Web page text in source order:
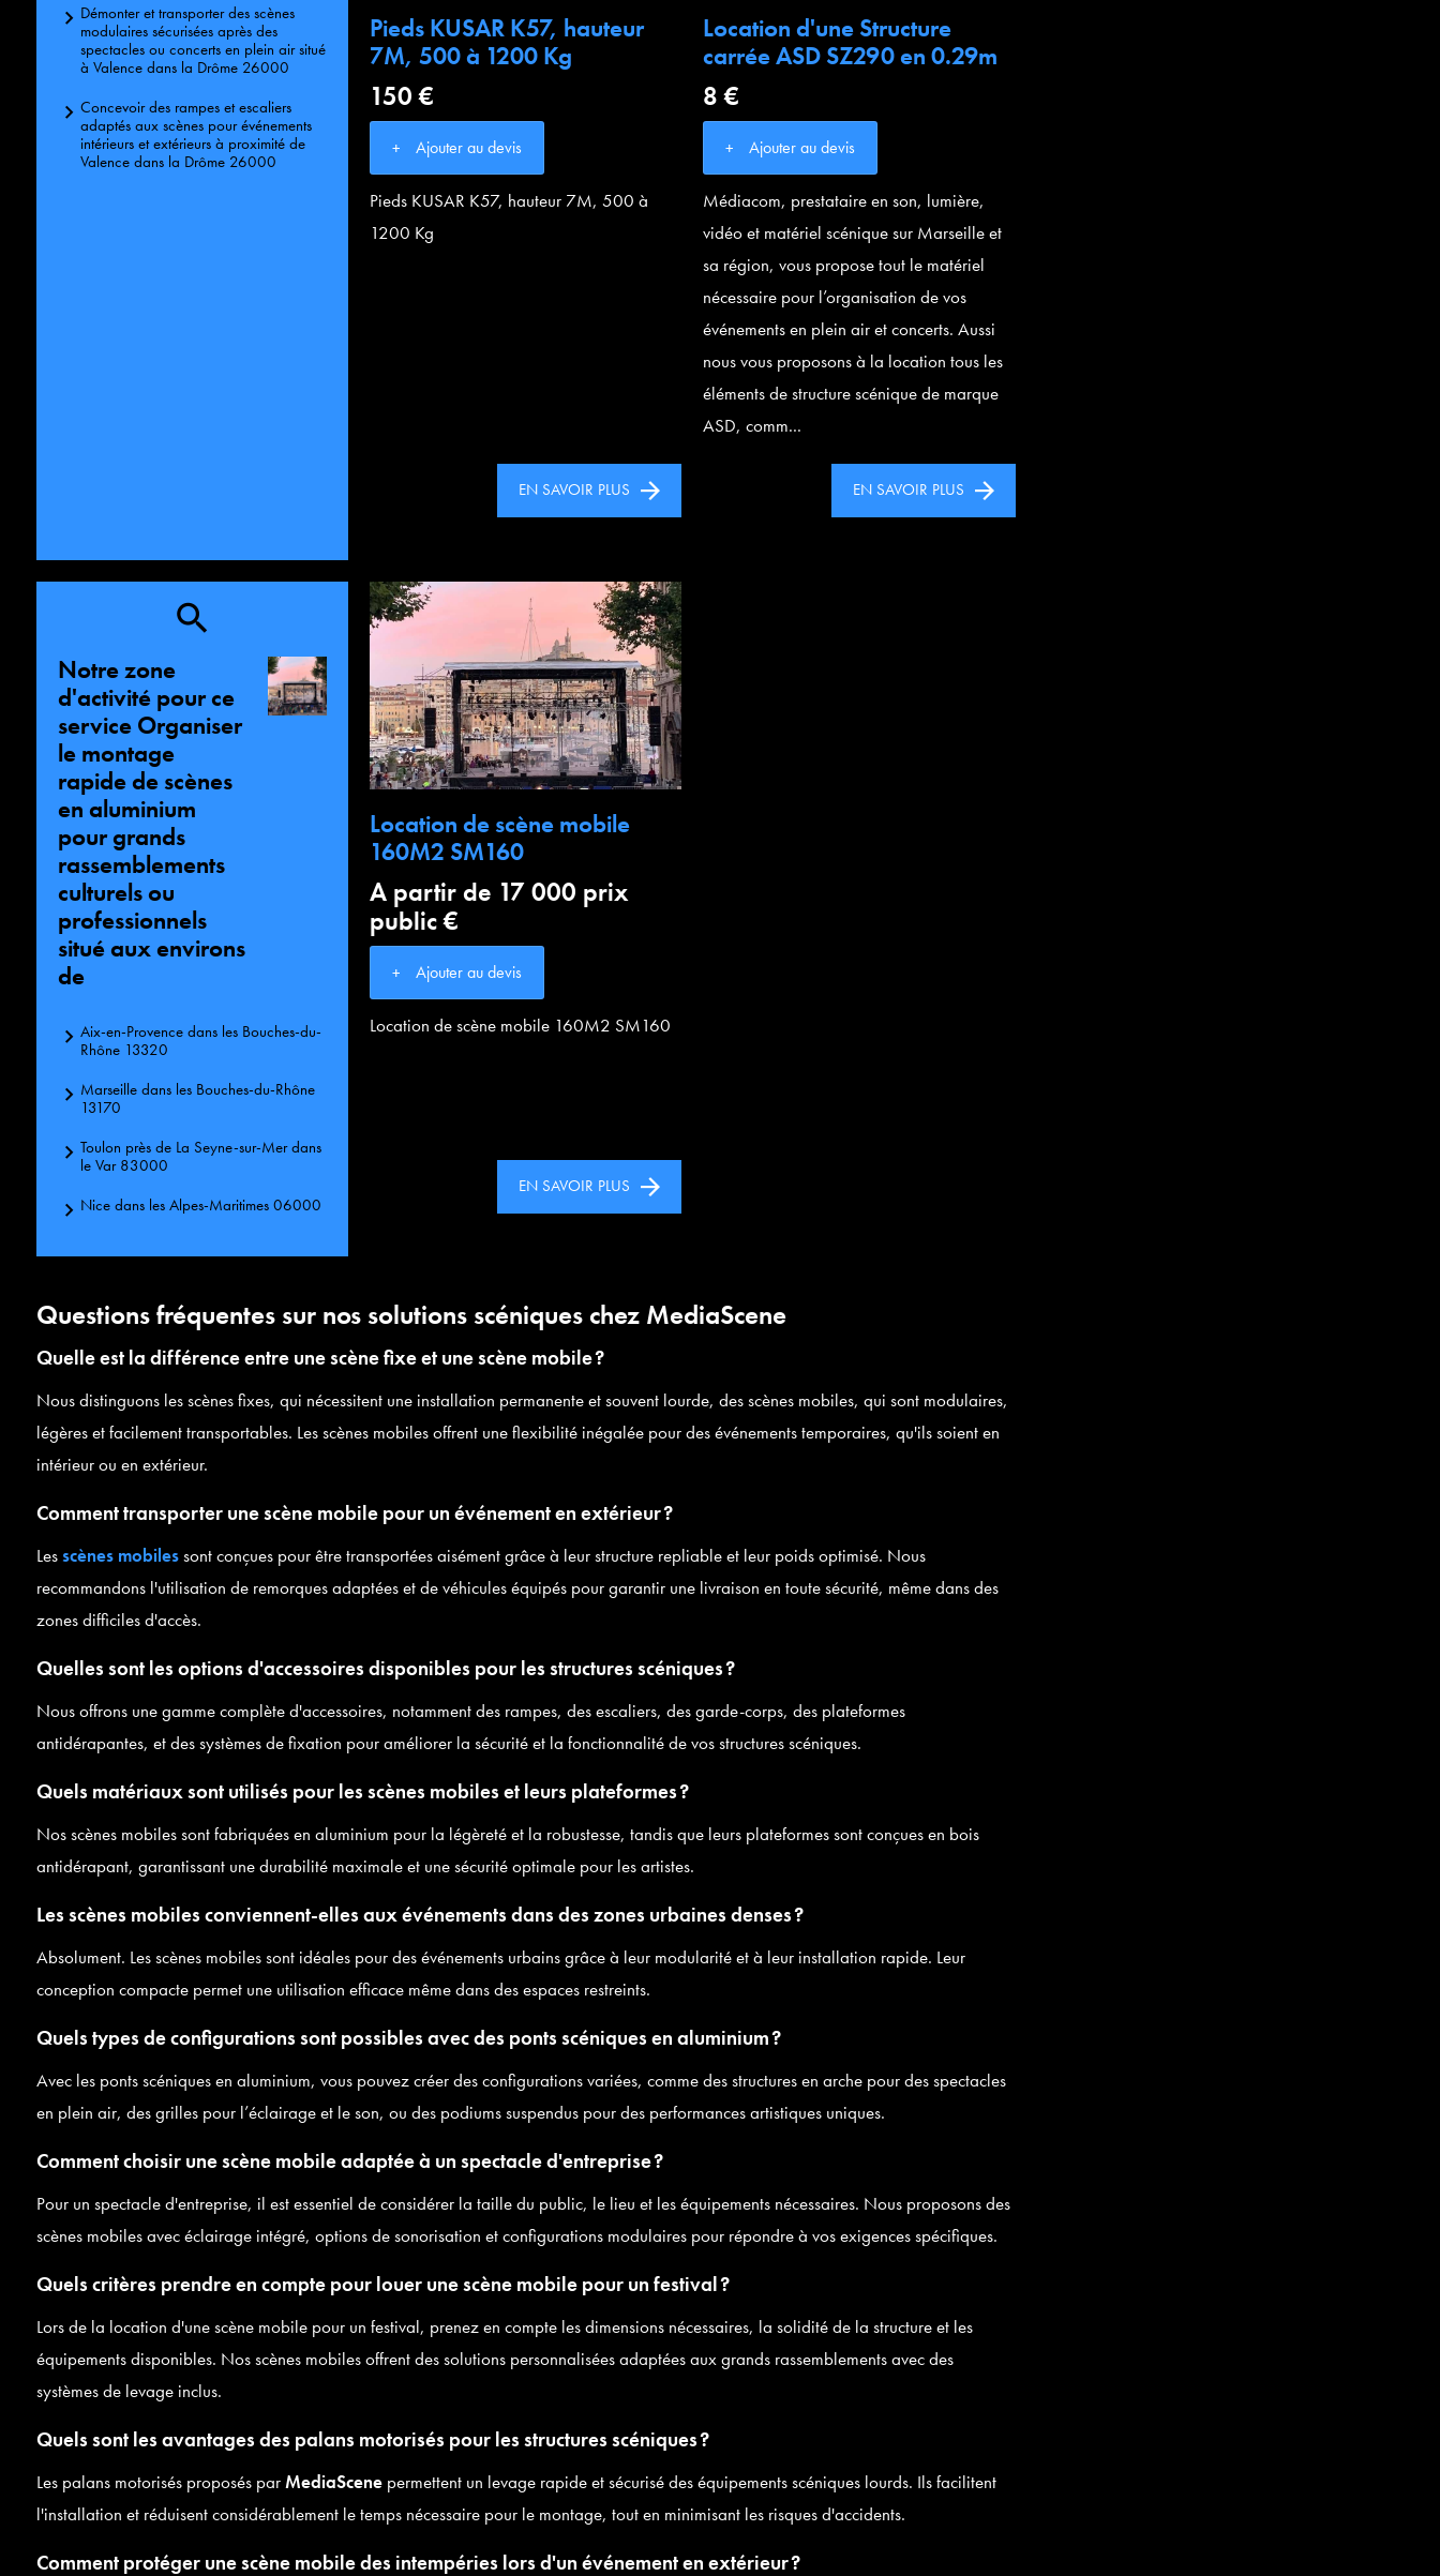
Démonter et transporter des scènes
modulaires sécurisées après des
spectacles ou concerts en plein air situé
à Valence dans la Drôme 26000
Concevoir des rampes et escaliers
adaptés aux scènes pour événements
intérieurs et extérieurs à proximité de
Valence dans la Drôme 26000
Pieds KUSAR K57, hauteur
7M, 500 à 1200 Kg
150 €
Ajouter au devis
Pieds KUSAR K57, hauteur 7M, 500 à
1200 Kg
EN SAVOIR PLUS
Location d'une Structure
carrée ASD SZ290 en 0.29m
8 €
Ajouter au devis
Médiacom, prestataire en son, lumière,
vidéo et matériel scénique sur Marseille et
sa région, vous propose tout le matériel
nécessaire pour l’organisation de vos
événements en plein air et concerts. Aussi
nous vous proposons à la location tous les
éléments de structure scénique de marque
ASD, comm...
EN SAVOIR PLUS
Notre zone
d'activité pour ce
service Organiser
le montage
rapide de scènes
en aluminium
pour grands
rassemblements
culturels ou
professionnels
situé aux environs
de
Aix-en-Provence dans les Bouches-du-
Rhône 13320
Marseille dans les Bouches-du-Rhône
13170
Toulon près de La Seyne-sur-Mer dans
le Var 83000
Nice dans les Alpes-Maritimes 06000
Location de scène mobile
160M2 SM160
A partir de 17 000 prix
public €
Ajouter au devis
Location de scène mobile 160M2 SM160
EN SAVOIR PLUS
Questions fréquentes sur nos solutions scéniques chez MediaScene
Quelle est la différence entre une scène fixe et une scène mobile ?
Nous distinguons les scènes fixes, qui nécessitent une installation permanente et souvent lourde, des scènes mobiles, qui sont modulaires,
légères et facilement transportables. Les scènes mobiles offrent une flexibilité inégalée pour des événements temporaires, qu'ils soient en
intérieur ou en extérieur.
Comment transporter une scène mobile pour un événement en extérieur ?
Lesscènes mobilessont conçues pour être transportées aisément grâce à leur structure repliable et leur poids optimisé. Nous
recommandons l'utilisation de remorques adaptées et de véhicules équipés pour garantir une livraison en toute sécurité, même dans des
zones difficiles d'accès.
Quelles sont les options d'accessoires disponibles pour les structures scéniques ?
Nous offrons une gamme complète d'accessoires, notamment des rampes, des escaliers, des garde-corps, des plateformes
antidérapantes, et des systèmes de fixation pour améliorer la sécurité et la fonctionnalité de vos structures scéniques.
Quels matériaux sont utilisés pour les scènes mobiles et leurs plateformes ?
Nos scènes mobiles sont fabriquées en aluminium pour la légèreté et la robustesse, tandis que leurs plateformes sont conçues en bois
antidérapant, garantissant une durabilité maximale et une sécurité optimale pour les artistes.
Les scènes mobiles conviennent-elles aux événements dans des zones urbaines denses ?
Absolument. Les scènes mobiles sont idéales pour des événements urbains grâce à leur modularité et à leur installation rapide. Leur
conception compacte permet une utilisation efficace même dans des espaces restreints.
Quels types de configurations sont possibles avec des ponts scéniques en aluminium ?
Avec les ponts scéniques en aluminium, vous pouvez créer des configurations variées, comme des structures en arche pour des spectacles
en plein air, des grilles pour l’éclairage et le son, ou des podiums suspendus pour des performances artistiques uniques.
Comment choisir une scène mobile adaptée à un spectacle d'entreprise ?
Pour un spectacle d'entreprise, il est essentiel de considérer la taille du public, le lieu et les équipements nécessaires. Nous proposons des
scènes mobiles avec éclairage intégré, options de sonorisation et configurations modulaires pour répondre à vos exigences spécifiques.
Quels critères prendre en compte pour louer une scène mobile pour un festival ?
Lors de la location d'une scène mobile pour un festival, prenez en compte les dimensions nécessaires, la solidité de la structure et les
équipements disponibles. Nos scènes mobiles offrent des solutions personnalisées adaptées aux grands rassemblements avec des
systèmes de levage inclus.
Quels sont les avantages des palans motorisés pour les structures scéniques ?
Les palans motorisés proposés parMediaScenepermettent un levage rapide et sécurisé des équipements scéniques lourds. Ils facilitent
l'installation et réduisent considérablement le temps nécessaire pour le montage, tout en minimisant les risques d'accidents.
Comment protéger une scène mobile des intempéries lors d'un événement en extérieur ?